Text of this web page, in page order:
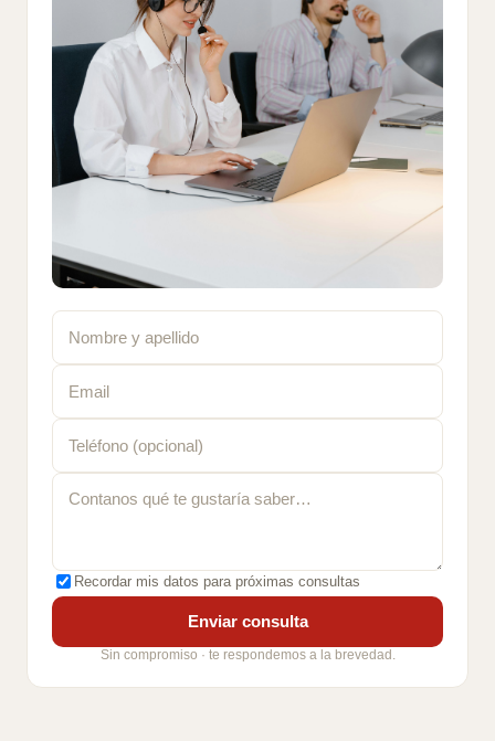
Recordar mis datos para próximas consultas
Enviar consulta
Sin compromiso · te respondemos a la brevedad.